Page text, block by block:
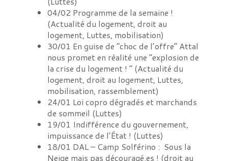
04/02 Programme de la semaine !
(Actualité du logement, droit au
logement, Luttes, mobilisation)
30/01 En guise de “choc de l’offre” Attal
nous promet en réalité une “explosion de
la crise du logement ! “ (Actualité du
logement, droit au logement, Luttes,
mobilisation, rassemblement)
24/01 Loi copro dégradés et marchands
de sommeil (Luttes)
19/01 Indifférence du gouvernement,
impuissance de l’État ! (Luttes)
18/01 DAL – Camp Solférino : Sous la
Neige mais pas découragé.es ! (droit au